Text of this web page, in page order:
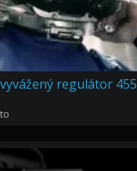
regulátor 455